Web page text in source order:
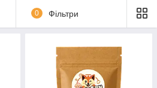
0 Фільтри